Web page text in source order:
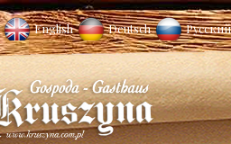
English Deutsch Русский